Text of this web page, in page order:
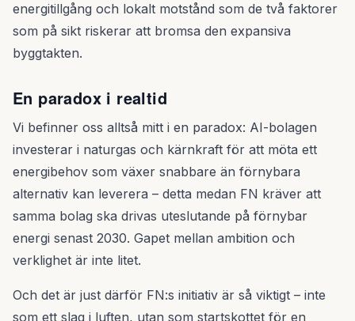
energitillgång och lokalt motstånd som de två faktorer
som på sikt riskerar att bromsa den expansiva
byggtakten.
En paradox i realtid
Vi befinner oss alltså mitt i en paradox: AI-bolagen
investerar i naturgas och kärnkraft för att möta ett
energibehov som växer snabbare än förnybara
alternativ kan leverera – detta medan FN kräver att
samma bolag ska drivas uteslutande på förnybar
energi senast 2030. Gapet mellan ambition och
verklighet är inte litet.
Och det är just därför FN:s initiativ är så viktigt – inte
som ett slag i luften, utan som startskottet för en